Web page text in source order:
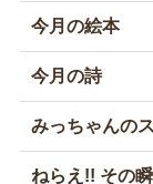
今月の絵本
今月の詩
みっちゃんの
ねらえ!! その